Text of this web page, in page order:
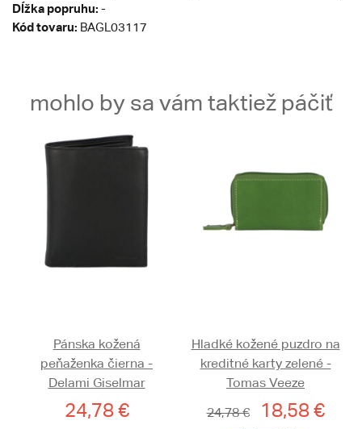
Dĺžka popruhu: -
Kód tovaru: BAGL03117
mohlo by sa vám taktiež páčiť
Pánska kožená
peňaženka čierna -
Delami Giselmar
24,78 €
Hladké kožené puzdro na
kreditné karty zelené -
Tomas Veeze
24,78 €
18,58 €